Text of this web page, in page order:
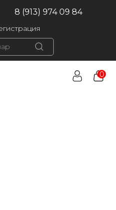
8 (913) 974 09 84
0